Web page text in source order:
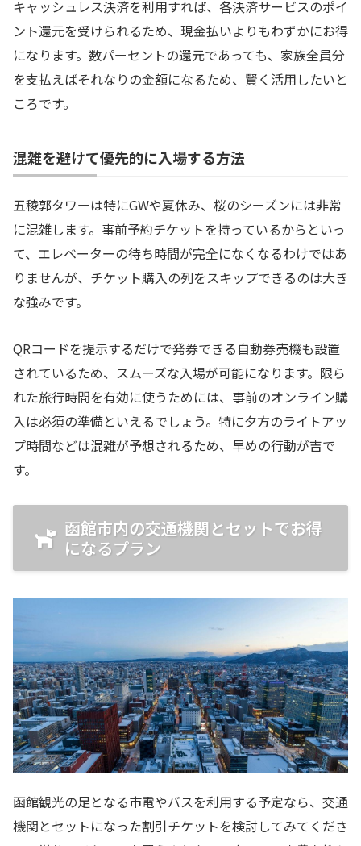
キャッシュレス決済を利用すれば、各決済サービスのポイ
ント還元を受けられるため、現金払いよりもわずかにお得
になります。数パーセントの還元であっても、家族全員分
を支払えばそれなりの金額になるため、賢く活用したいと
ころです。
混雑を避けて優先的に入場する方法
五稜郭タワーは特にGWや夏休み、桜のシーズンには非常
に混雑します。事前予約チケットを持っているからといっ
て、エレベーターの待ち時間が完全になくなるわけではあ
りませんが、チケット購入の列をスキップできるのは大き
な強みです。
QRコードを提示するだけで発券できる自動券売機も設置
されているため、スムーズな入場が可能になります。限ら
れた旅行時間を有効に使うためには、事前のオンライン購
入は必須の準備といえるでしょう。特に夕方のライトアッ
プ時間などは混雑が予想されるため、早めの行動が吉で
す。
函館市内の交通機関とセットでお得
になるプラン
函館観光の足となる市電やバスを利用する予定なら、交通
機関とセットになった割引チケットを検討してみてくださ